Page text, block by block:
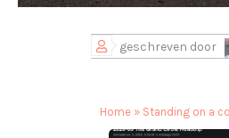
geschreven door
Home » Standing on a